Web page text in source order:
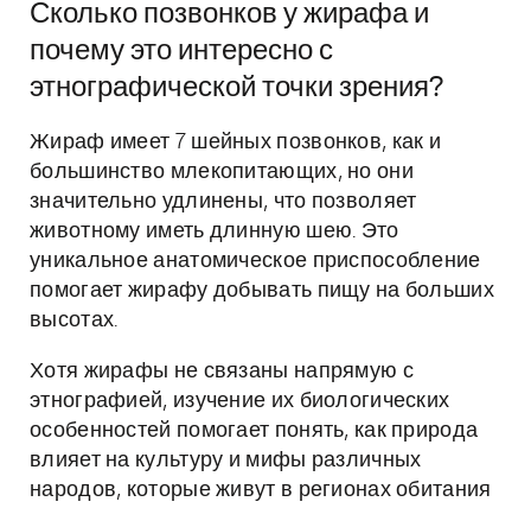
Сколько позвонков у жирафа и
почему это интересно с
этнографической точки зрения?
Жираф имеет 7 шейных позвонков, как и
большинство млекопитающих, но они
значительно удлинены, что позволяет
животному иметь длинную шею. Это
уникальное анатомическое приспособление
помогает жирафу добывать пищу на больших
высотах.
Хотя жирафы не связаны напрямую с
этнографией, изучение их биологических
особенностей помогает понять, как природа
влияет на культуру и мифы различных
народов, которые живут в регионах обитания